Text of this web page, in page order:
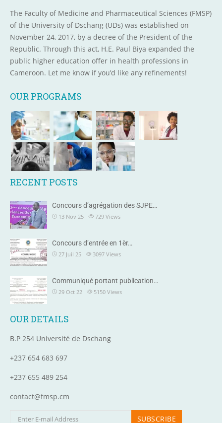
The Faculty of Medicine and Pharmaceutical Sciences (FMSP)
of the University of Dschang (UDs) was established on
November 24, 2017, by a decree of the President of the
Republic. Through this act, H.E. Paul Biya expanded the
public higher education offer in health professions in
Cameroon. Let me know if you’d like any refinements!
OUR PROGRAMS
RECENT POSTS
Concours d’agrégation des SJPE…
13 Nov 25 729 Views
Concours d’entrée en 1èr…
27 Juil 25 3097 Views
Communiqué portant publication…
29 Oct 22 5150 Views
OUR DETAILS
B.P 254 Université de Dschang
+237 654 683 697
+237 655 489 254
contact@fmsp.cm